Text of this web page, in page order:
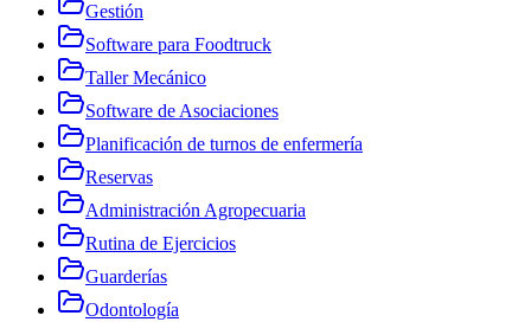
Gestión
Software para Foodtruck
Taller Mecánico
Software de Asociaciones
Planificación de turnos de enfermería
Reservas
Administración Agropecuaria
Rutina de Ejercicios
Guarderías
Odontología